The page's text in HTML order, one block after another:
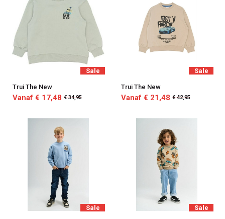
Sale
Trui The New
Vanaf € 17,48 € 34,95
Sale
Trui The New
Vanaf € 21,48 € 42,95
Sale Sale